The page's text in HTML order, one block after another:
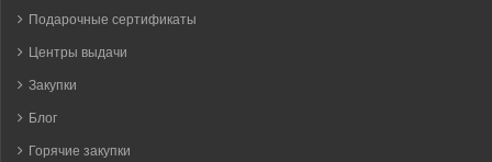
Подарочные сертификаты
Центры выдачи
Закупки
Блог
Горячие закупки